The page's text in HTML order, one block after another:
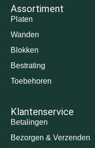
Assortiment
Platen
Wanden
Blokken
Bestrating
Toebehoren
Klantenservice
Betalingen
Bezorgen & Verzenden